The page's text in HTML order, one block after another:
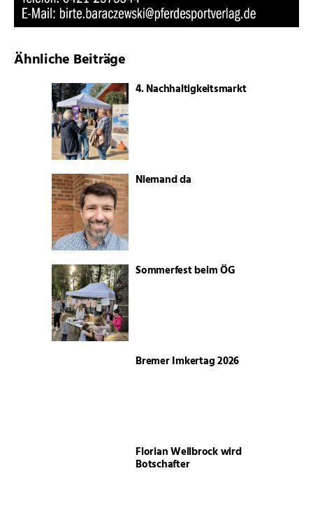
Ähnliche Beiträge
4. Nachhaltigkeitsmarkt
Niemand da
Sommerfest beim ÖG
Bremer Imkertag 2026
Florian Wellbrock wird
Botschafter